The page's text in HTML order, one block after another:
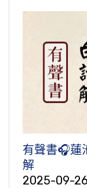
有聲書🎧蓮
解
2025-09-26